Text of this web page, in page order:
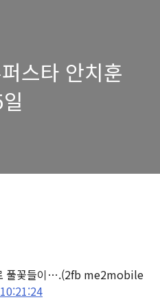
스타 안치훈
풀꽃들이….(2fb me2mobile